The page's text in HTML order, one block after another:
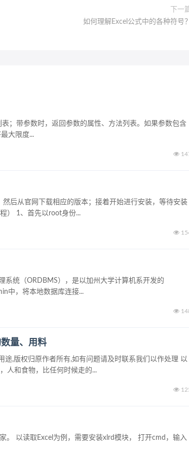
下一
如何理解Excel公式中的各种符号？
；带参数时，返回参数的属性、方法列表。如果参数包含
大限度...
后从官网下载相应的版本；接着开始进行安装，等待安装
） 1、首先以root身份...
系统（ORDBMS），是以加州大学计算机系开发的
中，将本地数据库连接...
量、用料
,版权归原作者所有,如有问题请及时联系我们以作处理 以
人和食物，比任何时候走的...
。 以读取Excel为例，需要安装xlrd模块， 打开cmd，输入